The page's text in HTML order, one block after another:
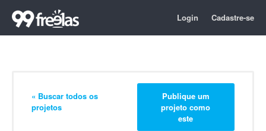
Login Cadastre-se
« Buscar todos os
projetos
Publique um
projeto como
este